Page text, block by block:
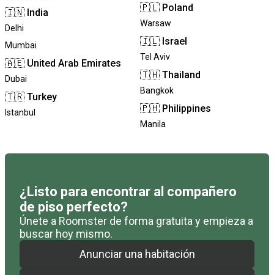
🇮🇳 India
Delhi
Mumbai
🇦🇪 United Arab Emirates
Dubai
🇹🇷 Turkey
Istanbul
🇵🇱 Poland
Warsaw
🇮🇱 Israel
Tel Aviv
🇹🇭 Thailand
Bangkok
🇵🇭 Philippines
Manila
¿Listo para encontrar al compañero
de piso perfecto?
Únete a Roomster de forma gratuita y empieza a
buscar hoy mismo.
Anunciar una habitación